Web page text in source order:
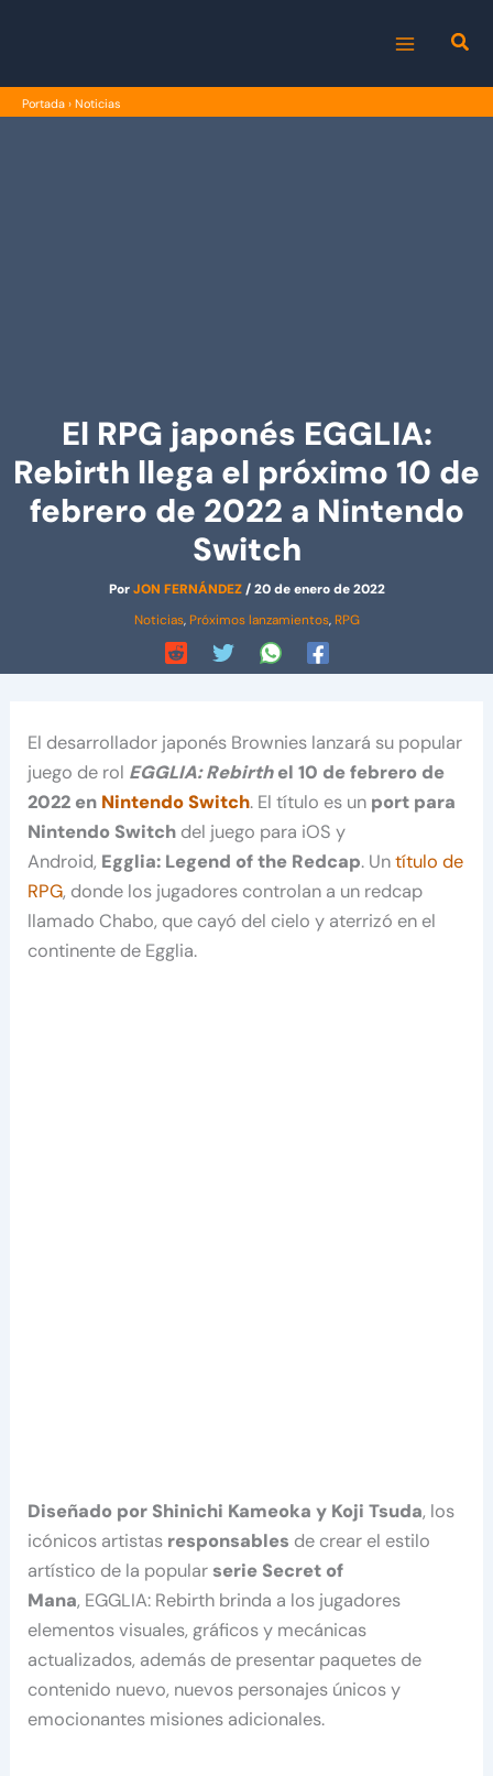
MENU
Portada › Noticias
El RPG japonés EGGLIA:
Rebirth llega el próximo 10 de
febrero de 2022 a Nintendo
Switch
PorJON FERNÁNDEZ/20 de enero de 2022
Noticias, Próximos lanzamientos, RPG
El desarrollador japonés Brownies lanzará su popular
juego de rol EGGLIA: Rebirthel 10 de febrero de
2022 en Nintendo Switch. El título es un port para
Nintendo Switch del juego para iOS y
Android, Egglia: Legend of the Redcap. Untítulo de
RPG, donde los jugadores controlan a un redcap
llamado Chabo, que cayó del cielo y aterrizó en el
continente de Egglia.
Diseñado por Shinichi Kameoka y Koji Tsuda, los
icónicos artistas responsables de crear el estilo
artístico de la popularserie Secret of
Mana, EGGLIA: Rebirth brinda a los jugadores
elementos visuales, gráficos y mecánicas
actualizados, además de presentar paquetes de
contenido nuevo, nuevos personajes únicos y
emocionantes misiones adicionales.